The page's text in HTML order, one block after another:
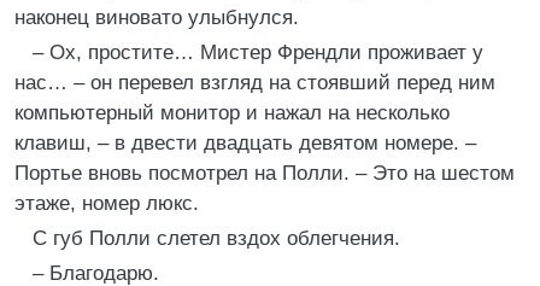
наконец виновато улыбнулся.
– Ох, простите… Мистер Френдли проживает у
нас… – он перевел взгляд на стоявший перед ним
компьютерный монитор и нажал на несколько
клавиш, – в двести двадцать девятом номере. –
Портье вновь посмотрел на Полли. – Это на шестом
этаже, номер люкс.
С губ Полли слетел вздох облегчения.
– Благодарю.